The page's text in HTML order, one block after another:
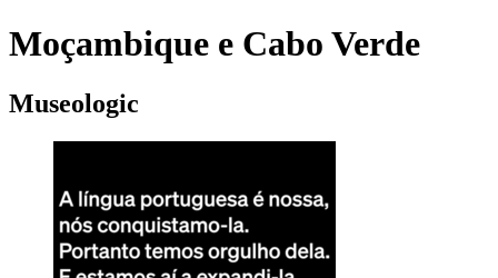
Moçambique e Cabo Verde
Museologic